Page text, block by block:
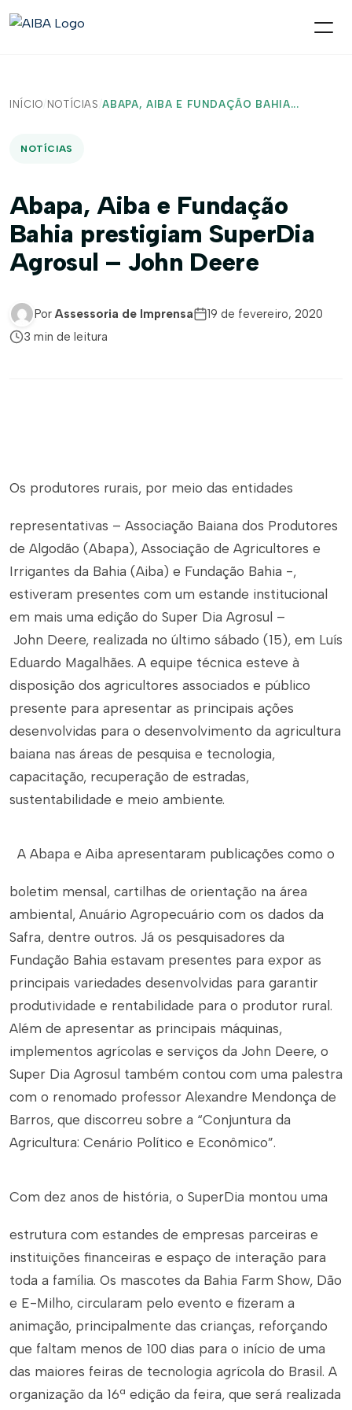
INÍCIO/ NOTÍCIAS /ABAPA, AIBA E FUNDAÇÃO BAHIA...
NOTÍCIAS
Abapa, Aiba e Fundação
Bahia prestigiam SuperDia
Agrosul – John Deere
Por Assessoria de Imprensa
19 de fevereiro, 2020
3 min de leitura
Os produtores rurais, por meio das entidades
representativas – Associação Baiana dos Produtores
de Algodão (Abapa), Associação de Agricultores e
Irrigantes da Bahia (Aiba) e Fundação Bahia -,
estiveram presentes com um estande institucional
em mais uma edição do Super Dia Agrosul –
John Deere, realizada no último sábado (15), em Luís
Eduardo Magalhães. A equipe técnica esteve à
disposição dos agricultores associados e público
presente para apresentar as principais ações
desenvolvidas para o desenvolvimento da agricultura
baiana nas áreas de pesquisa e tecnologia,
capacitação, recuperação de estradas,
sustentabilidade e meio ambiente.
A Abapa e Aiba apresentaram publicações como o
boletim mensal, cartilhas de orientação na área
ambiental, Anuário Agropecuário com os dados da
Safra, dentre outros. Já os pesquisadores da
Fundação Bahia estavam presentes para expor as
principais variedades desenvolvidas para garantir
produtividade e rentabilidade para o produtor rural.
Além de apresentar as principais máquinas,
implementos agrícolas e serviços da John Deere, o
Super Dia Agrosul também contou com uma palestra
com o renomado professor Alexandre Mendonça de
Barros, que discorreu sobre a “Conjuntura da
Agricultura: Cenário Político e Econômico”.
Com dez anos de história, o SuperDia montou uma
estrutura com estandes de empresas parceiras e
instituições financeiras e espaço de interação para
toda a família. Os mascotes da Bahia Farm Show, Dão
e E-Milho, circularam pelo evento e fizeram a
animação, principalmente das crianças, reforçando
que faltam menos de 100 dias para o início de uma
das maiores feiras de tecnologia agrícola do Brasil. A
organização da 16ª edição da feira, que será realizada